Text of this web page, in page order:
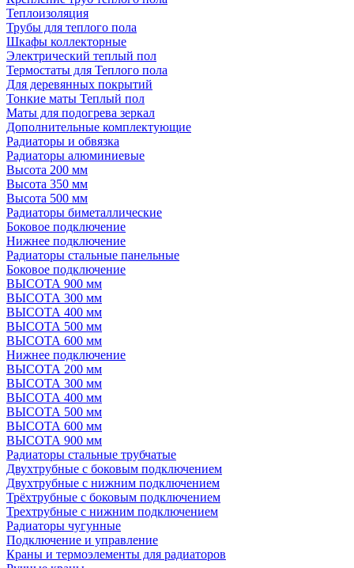
Теплоизоляция
Трубы для теплого пола
Шкафы коллекторные
Электрический теплый пол
Термостаты для Теплого пола
Для деревянных покрытий
Тонкие маты Теплый пол
Маты для подогрева зеркал
Дополнительные комплектующие
Радиаторы и обвязка
Радиаторы алюминиевые
Высота 200 мм
Высота 350 мм
Высота 500 мм
Радиаторы биметаллические
Боковое подключение
Нижнее подключение
Радиаторы стальные панельные
Боковое подключение
ВЫСОТА 900 мм
ВЫСОТА 300 мм
ВЫСОТА 400 мм
ВЫСОТА 500 мм
ВЫСОТА 600 мм
Нижнее подключение
ВЫСОТА 200 мм
ВЫСОТА 300 мм
ВЫСОТА 400 мм
ВЫСОТА 500 мм
ВЫСОТА 600 мм
ВЫСОТА 900 мм
Радиаторы стальные трубчатые
Двухтрубные с боковым подключением
Двухтрубные с нижним подключением
Трёхтрубные с боковым подключением
Трехтрубные с нижним подключением
Радиаторы чугунные
Подключение и управление
Краны и термоэлементы для радиаторов